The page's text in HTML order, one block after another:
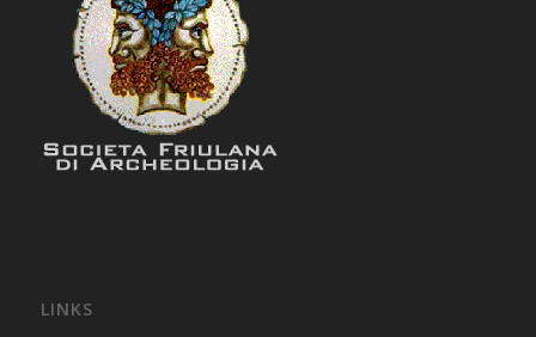
LINKS